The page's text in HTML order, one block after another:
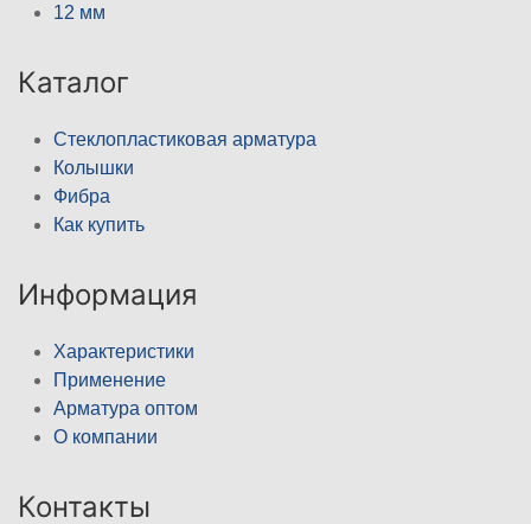
12 мм
Каталог
Стеклопластиковая арматура
Колышки
Фибра
Как купить
Информация
Характеристики
Применение
Арматура оптом
О компании
Контакты